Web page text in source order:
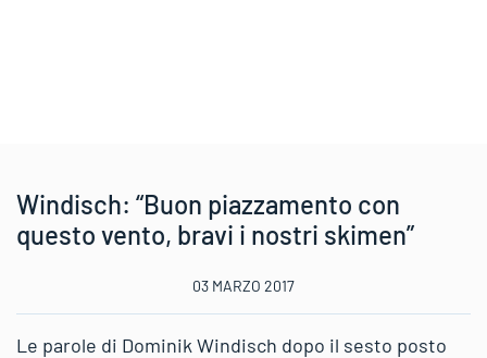
Windisch: “Buon piazzamento con
questo vento, bravi i nostri skimen”
03 MARZO 2017
Le parole di Dominik Windisch dopo il sesto posto